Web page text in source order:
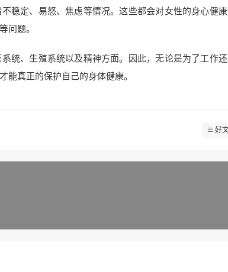
稳定、易怒、焦虑等情况。这些都会对女性的身心健
问题。
统、生殖系统以及精神方面。因此，无论是为了工作
能真正的保护自己的身体健康。
好